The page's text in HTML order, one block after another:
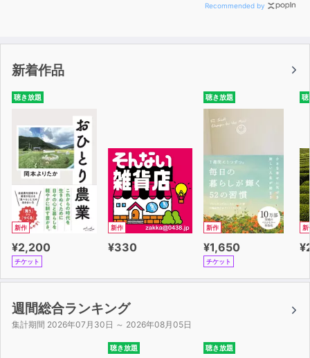
Recommended by
新着作品
聴き放題
新作
¥2,200
チケット
新作
¥330
聴き放題
新作
¥1,650
チケット
聴
新
週間総合ランキング
集計期間 2026年07月30日 ～ 2026年08月05日
聴き放題 聴き放題